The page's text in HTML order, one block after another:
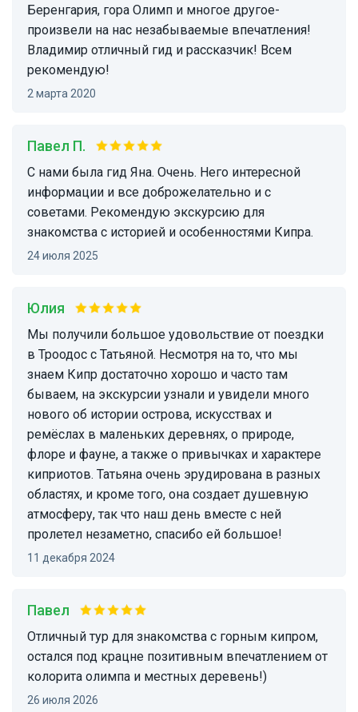
Беренгария, гора Олимп и многое другое-
произвели на нас незабываемые впечатления!
Владимир отличный гид и рассказчик! Всем
рекомендую!
2 марта 2020
Павел П.
С нами была гид Яна. Очень. Него интересной
информации и все доброжелательно и с
советами. Рекомендую экскурсию для
знакомства с историей и особенностями Кипра.
24 июля 2025
Юлия
Мы получили большое удовольствие от поездки
в Троодос с Татьяной. Несмотря на то, что мы
знаем Кипр достаточно хорошо и часто там
бываем, на экскурсии узнали и увидели много
нового об истории острова, искусствах и
ремёслах в маленьких деревнях, о природе,
флоре и фауне, а также о привычках и характере
киприотов. Татьяна очень эрудирована в разных
областях, и кроме того, она создает душевную
атмосферу, так что наш день вместе с ней
пролетел незаметно, спасибо ей большое!
11 декабря 2024
Павел
Отличный тур для знакомства с горным кипром,
остался под крацне позитивным впечатлением от
колорита олимпа и местных деревень!)
26 июля 2026